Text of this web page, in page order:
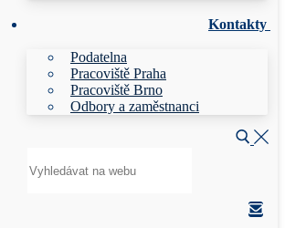
Kontakty
Podatelna
Pracoviště Praha
Pracoviště Brno
Odbory a zaměstnanci